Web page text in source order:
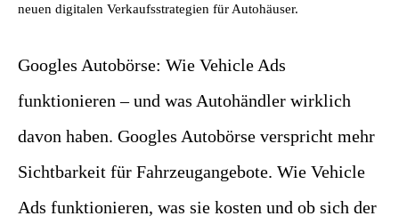
neuen digitalen Verkaufsstrategien für Autohäuser.
Googles Autobörse: Wie Vehicle Ads
funktionieren – und was Autohändler wirklich
davon haben. Googles Autobörse verspricht mehr
Sichtbarkeit für Fahrzeugangebote. Wie Vehicle
Ads funktionieren, was sie kosten und ob sich der